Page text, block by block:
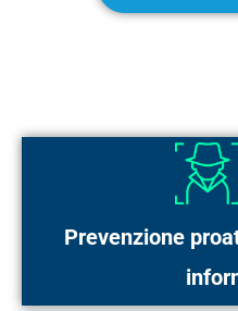
Prevenzione